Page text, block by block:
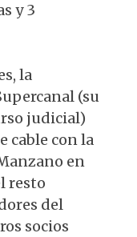
y 3
la
(su
judicial)
cable con la
en
resto
del
socios